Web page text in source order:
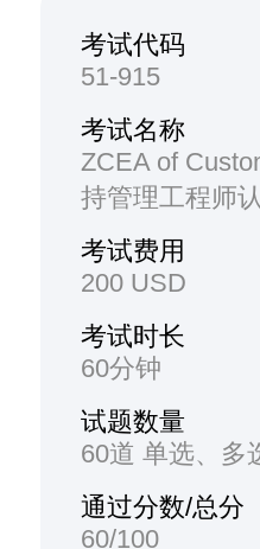
考试代码
51-915
考试名称
ZCEA of
持管理工程师
考试费用
200 USD
考试时长
60分钟
试题数量
60道 单选、多
通过分数/总分
60/100